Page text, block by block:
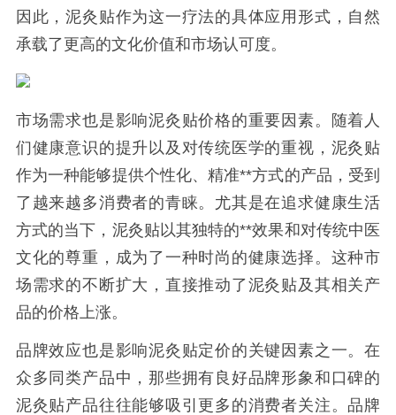
因此，泥灸贴作为这一疗法的具体应用形式，自然
承载了更高的文化价值和市场认可度。
市场需求也是影响泥灸贴价格的重要因素。随着人
们健康意识的提升以及对传统医学的重视，泥灸贴
作为一种能够提供个性化、精准**方式的产品，受到
了越来越多消费者的青睐。尤其是在追求健康生活
方式的当下，泥灸贴以其独特的**效果和对传统中医
文化的尊重，成为了一种时尚的健康选择。这种市
场需求的不断扩大，直接推动了泥灸贴及其相关产
品的价格上涨。
品牌效应也是影响泥灸贴定价的关键因素之一。在
众多同类产品中，那些拥有良好品牌形象和口碑的
泥灸贴产品往往能够吸引更多的消费者关注。品牌